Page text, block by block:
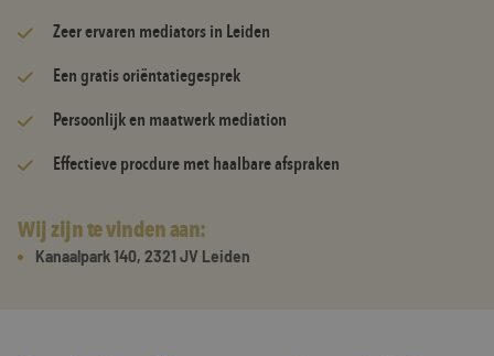
Zeerervaren mediators in Leiden
Een gratis oriëntatiegesprek
Persoonlijk en maatwerk mediation
Effectieve procdure met haalbare afspraken
Wij zijn te vinden aan:
Kanaalpark 140, 2321 JV Leiden